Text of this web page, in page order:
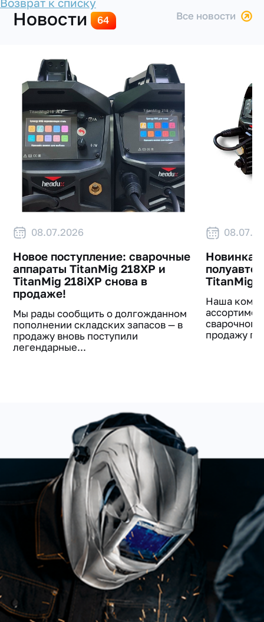
Новости 64 все новости
08.07.2026
Новое поступление: сварочные
аппараты TitanMig 218XP и
TitanMig 218iXP снова в
продаже!
Мы рады сообщить о долгожданном
пополнении складских запасов — в
продажу вновь поступили
легендарные...
Новинка
TitanMig
Наша
продажу